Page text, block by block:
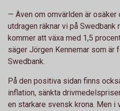
— Även om omvärlden är osäker
utdragen räknar vi på Swedbank
kommer att växa med 1,5
säger Jörgen Kennemar som är
Swedbank.
På den positiva sidan finns
inflation, sänkta
en starkare svensk krona. Men i